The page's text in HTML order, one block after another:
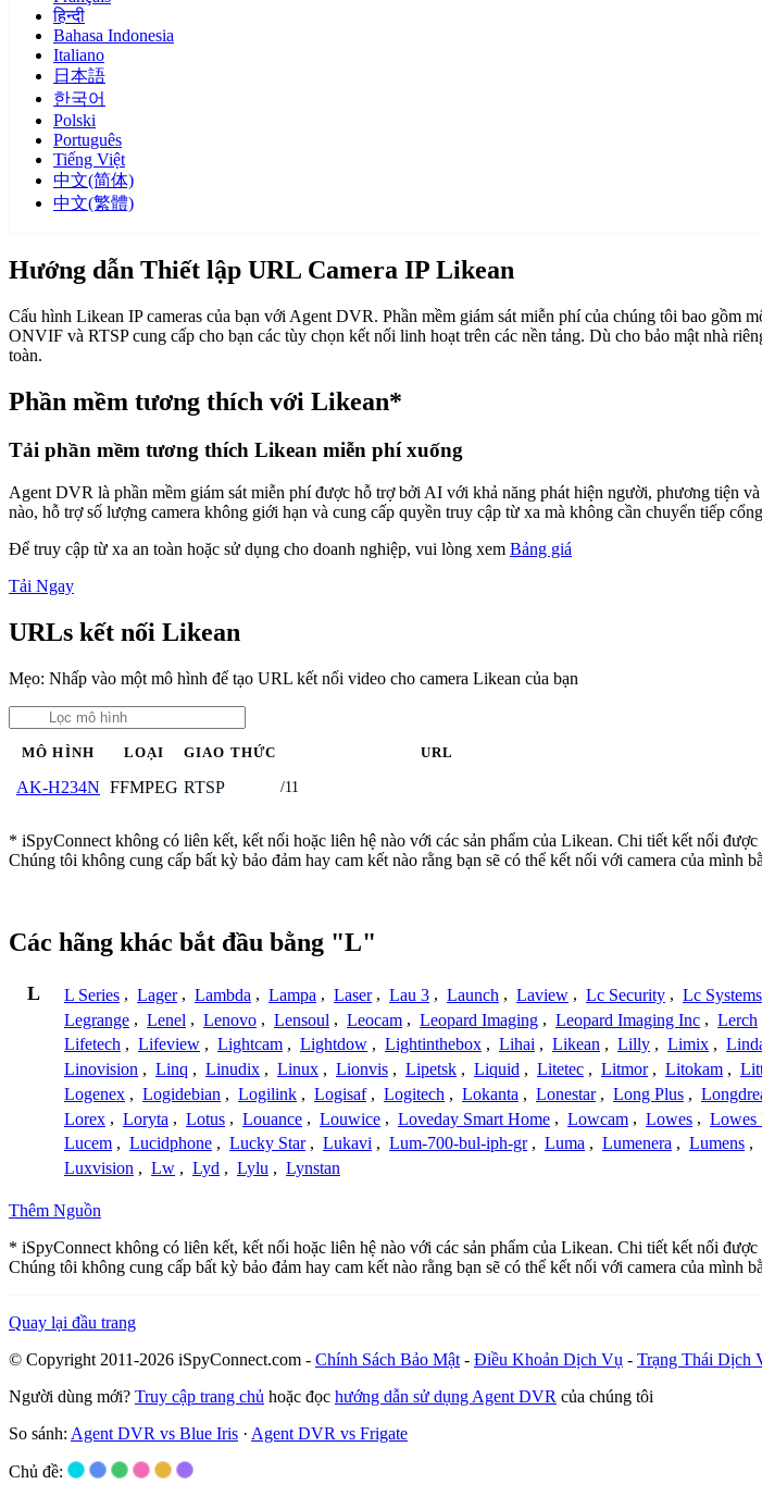
हिन्दी
Bahasa Indonesia
Italiano
日本語
한국어
Polski
Português
Tiếng Việt
中文(简体)
中文(繁體)
Hướng dẫn Thiết lập URL Camera IP Likean
Cấu hình Likean IP cameras của bạn với Agent DVR. Phần mềm giám sát miễn phí của chúng tôi bao
ONVIF và RTSP cung cấp cho bạn các tùy chọn kết nối linh hoạt trên các nền tảng. Dù cho bảo mật nhà
toàn.
Phần mềm tương thích với Likean*
Tải phần mềm tương thích Likean miễn phí xuống
Agent DVR là phần mềm giám sát miễn phí được hỗ trợ bởi AI với khả năng phát hiện người, phương tiện
nào, hỗ trợ số lượng camera không giới hạn và cung cấp quyền truy cập từ xa mà không cần chuyển tiếp
Để truy cập từ xa an toàn hoặc sử dụng cho doanh nghiệp, vui lòng xem Bảng giá
Tải Ngay
URLs kết nối Likean
Mẹo: Nhấp vào một mô hình để tạo URL kết nối video cho camera Likean của bạn
MÔ HÌNH LOẠI GIAO THỨC URL
AK-H234N FFMPEG RTSP /11
* iSpyConnect không có liên kết, kết nối hoặc liên hệ nào với các sản phẩm của Likean. Chi tiết kết nối
Chúng tôi không cung cấp bất kỳ bảo đảm hay cam kết nào rằng bạn sẽ có thể kết nối với camera của mình
Các hãng khác bắt đầu bằng "L"
L L Series , Lager , Lambda , Lampa , Laser , Lau 3 , Launch , Laview , Lc Security , Lc Systems
Legrange , Lenel , Lenovo , Lensoul , Leocam , Leopard Imaging , Leopard Imaging Inc , Lerch
Lifetech , Lifeview , Lightcam , Lightdow , Lightinthebox , Lihai , Likean , Lilly , Limix ,
Linovision , Linq , Linudix , Linux , Lionvis , Lipetsk , Liquid , Litetec , Litmor , Litokam ,
Logenex , Logidebian , Logilink , Logisaf , Logitech , Lokanta , Lonestar , Long Plus ,
Lorex , Loryta , Lotus , Louance , Louwice , Loveday Smart Home , Lowcam , Lowes , Lowes
Lucem , Lucidphone , Lucky Star , Lukavi , Lum-700-bul-iph-gr , Luma , Lumenera , Lumens ,
Luxvision , Lw , Lyd , Lylu , Lynstan
Thêm Nguồn
* iSpyConnect không có liên kết, kết nối hoặc liên hệ nào với các sản phẩm của Likean. Chi tiết kết nối
Chúng tôi không cung cấp bất kỳ bảo đảm hay cam kết nào rằng bạn sẽ có thể kết nối với camera của mình
Quay lại đầu trang
© Copyright 2011-2026 iSpyConnect.com - Chính Sách Bảo Mật - Điều Khoản Dịch Vụ - Trạng Thái Dịch
Người dùng mới? Truy cập trang chủ hoặc đọc hướng dẫn sử dụng Agent DVR của chúng tôi
So sánh: Agent DVR vs Blue Iris · Agent DVR vs Frigate
Chủ đề: